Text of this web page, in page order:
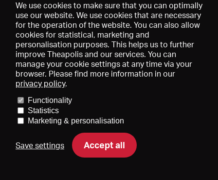
About us
Imprint
DE EN FR
We use cookies to make sure that you can optimally
use our website. We use cookies that are necessary
for the operation of the website. You can also allow
cookies for statistical, marketing and
personalisation purposes. This helps us to further
improve Theapolis and our services. You can
manage your cookie settings at any time via your
browser. Please find more information in our
privacy policy.
Functionality
Statistics
Marketing & personalisation
Save settings Accept all